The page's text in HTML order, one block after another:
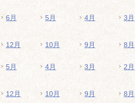
6月 5月 4月 3月
12月 10月 9月 8月
5月 4月 3月 2月
12月 10月 9月 8月